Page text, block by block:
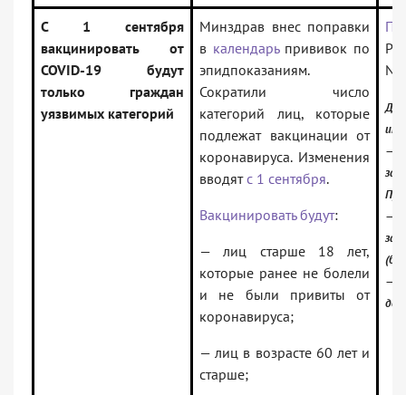
С 1 сентября
вакцинировать от
COVID-19 будут
только граждан
уязвимых категорий
Минздрав внес поправки
в календарьпрививок по
эпидпоказаниям.
Сократили число
категорий лиц, которые
подлежат вакцинации от
коронавируса. Изменения
вводятс 1 сентября.
Вакцинировать будут:
— лиц старше 18 лет,
которые ранее не болели
и не были привиты от
коронавируса;
— лиц в возрасте 60 лет и
старше;
N
—
—
—